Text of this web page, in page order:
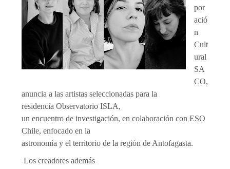
por
ació
n
Cult
ural
SA
CO,
anuncia a las artistas seleccionadas para la
residencia Observatorio ISLA,
un encuentro de investigación, en colaboración con ESO
Chile, enfocado en la
astronomía y el territorio de la región de Antofagasta.
Los creadores además